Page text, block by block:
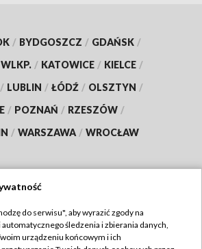
/ BYDGOSZCZ / GDAŃSK /
/ KATOWICE / KIELCE /
/ LUBLIN / ŁÓDŹ / OLSZTYN /
/ POZNAŃ / RZESZÓW /
/ WARSZAWA / WROCŁAW
TVP
do serwisu", aby wyrazić zgody na
śledzenia i zbierania danych,
urządzeniu końcowym i ich